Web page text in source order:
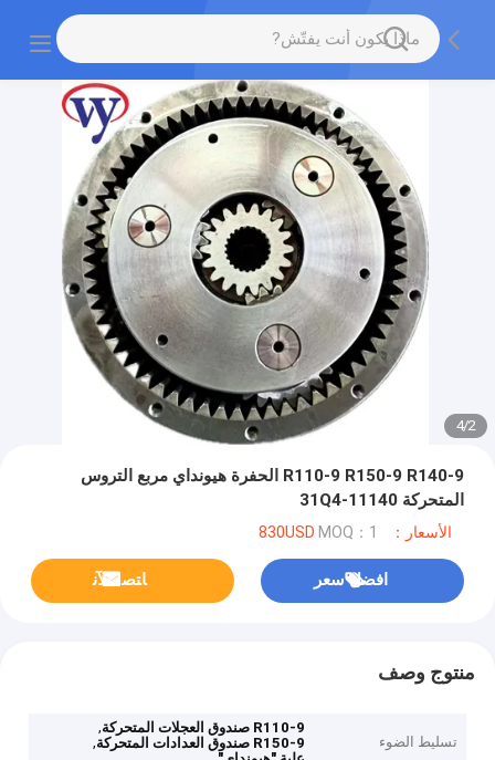
2
/
4
R110-9 R150-9 R140-9 الحفرة هيونداي مربع التروس
المتحركة 31Q4-11140
الأسعار：830USD MOQ：1
افضل سعر ﺎﺘﺼﻟ ﺍﻶﻧ
منتوج وصف
تسليط الضوء
R110-9 صندوق العجلات المتحركة
,
R150-9 صندوق العدادات المتحركة
,